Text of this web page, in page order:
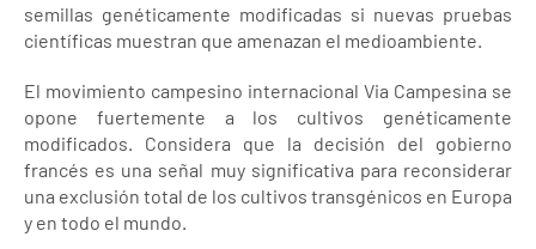
semillas genéticamente modificadas si nuevas pruebas
científicas muestran que amenazan el medioambiente.
El movimiento campesino internacional Via Campesina se
opone fuertemente a los cultivos genéticamente
modificados. Considera que la decisión del gobierno
francés es una señal muy significativa para reconsiderar
una exclusión total de los cultivos transgénicos en Europa
y en todo el mundo.